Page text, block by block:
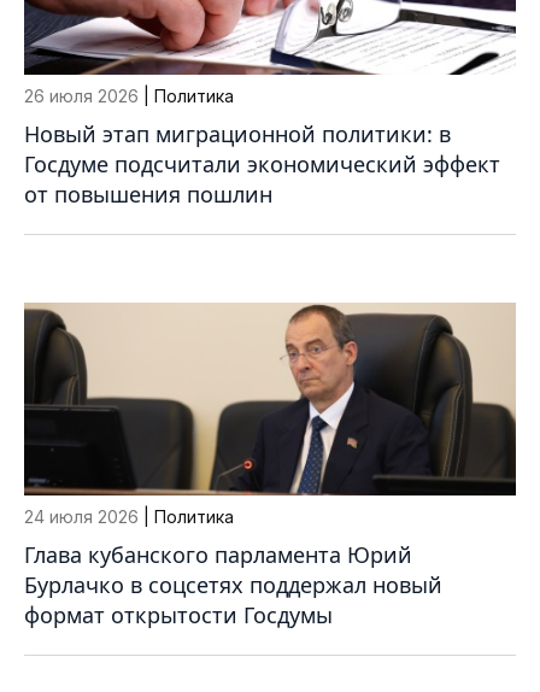
26 июля 2026 | Политика
Новый этап миграционной политики: в
Госдуме подсчитали экономический эффект
от повышения пошлин
24 июля 2026 | Политика
Глава кубанского парламента Юрий
Бурлачко в соцсетях поддержал новый
формат открытости Госдумы